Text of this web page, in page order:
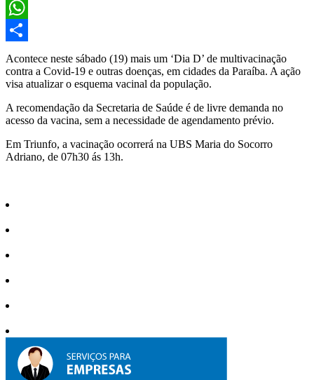
Email
WhatsApp
Share
Acontece neste sábado (19) mais um ‘Dia D’ de multivacinação
contra a Covid-19 e outras doenças, em cidades da Paraíba. A ação
visa atualizar o esquema vacinal da população.
A recomendação da Secretaria de Saúde é de livre demanda no
acesso da vacina, sem a necessidade de agendamento prévio.
Em Triunfo, a vacinação ocorrerá na UBS Maria do Socorro
Adriano, de 07h30 ás 13h.